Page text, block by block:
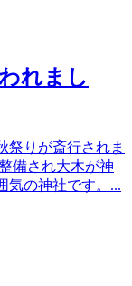
れまし
祭りが斎行されま
備され大木が神
気の神社です。...